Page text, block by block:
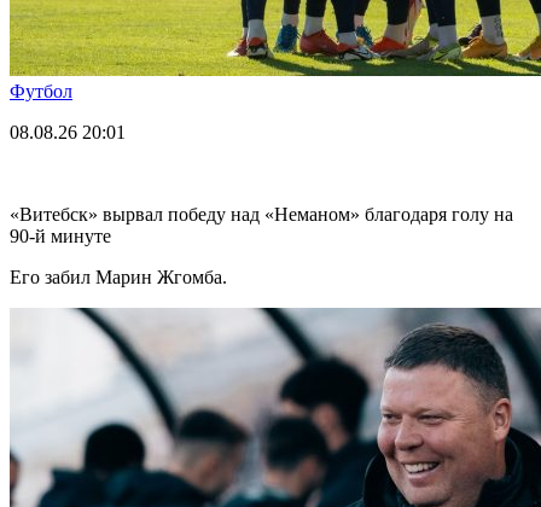
Футбол
08.08.26 20:01
«Витебск» вырвал победу над «Неманом» благодаря голу на
90-й минуте
Его забил Марин Жгомба.